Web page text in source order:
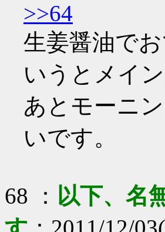
>>64
生姜醤油で
いうとメイン
あとモーニ
いです。
68 ： 以下、名